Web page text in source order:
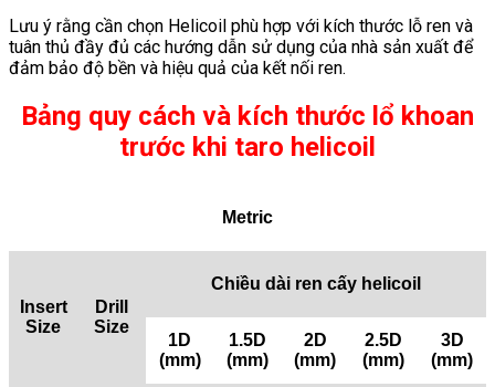
Lưu ý rằng cần chọn Helicoil phù hợp với kích thước lỗ ren và
tuân thủ đầy đủ các hướng dẫn sử dụng của nhà sản xuất để
đảm bảo độ bền và hiệu quả của kết nối ren.
Bảng quy cách và kích thước lổ khoan
trước khi taro helicoil
Metric
Insert
Size
Drill
Size
Chiều dài ren cấy helicoil
1D
(mm)
1.5D
(mm)
2D
(mm)
2.5D
(mm)
3D
(mm)